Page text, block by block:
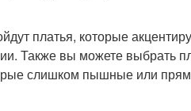
платья, которые
Также вы можете выбрать
слишком пышные или